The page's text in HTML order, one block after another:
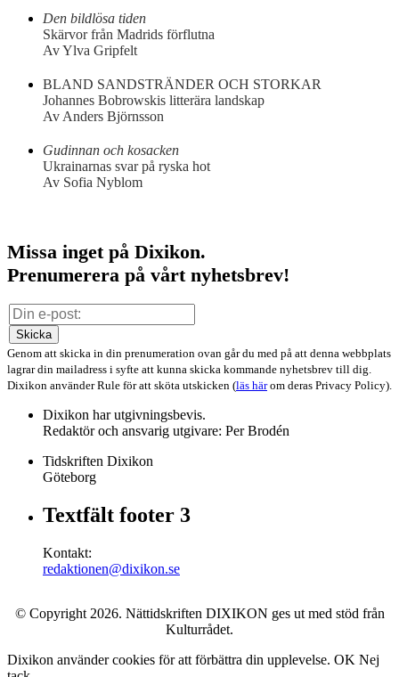
Den bildlösa tiden
Skärvor från Madrids förflutna
Av Ylva Gripfelt
BLAND SANDSTRÄNDER OCH STORKAR
Johannes Bobrowskis litterära landskap
Av Anders Björnsson
Gudinnan och kosacken
Ukrainarnas svar på ryska hot
Av Sofia Nyblom
Missa inget på Dixikon.
Prenumerera på vårt nyhetsbrev!
Skicka
Genom att skicka in din prenumeration ovan går du med på att denna webbplats
lagrar din mailadress i syfte att kunna skicka kommande nyhetsbrev till dig.
Dixikon använder Rule för att sköta utskicken (läs härom deras Privacy Policy).
Dixikon har utgivningsbevis.
Redaktör och ansvarig utgivare: Per Brodén
Tidskriften Dixikon
Göteborg
Textfält footer 3
Kontakt:
redaktionen@dixikon.se
© Copyright 2026. Nättidskriften DIXIKON ges ut med stöd från
Kulturrådet.
Dixikon använder cookies för att förbättra din upplevelse. OK Nej